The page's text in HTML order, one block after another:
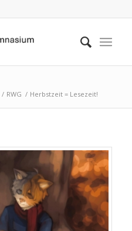
/ RWG / Herbstzeit = Lesezeit!